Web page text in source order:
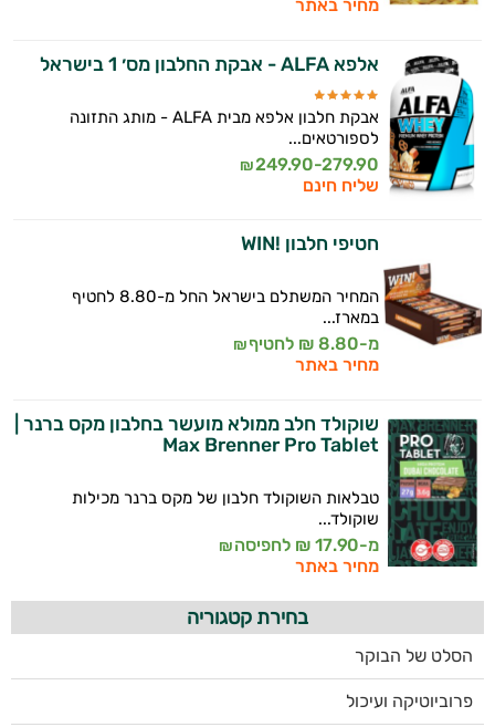
מחיר באתר
אלפא ALFA - אבקת החלבון מס׳ 1 בישראל
אבקת חלבון אלפא מבית ALFA - מותג התזונה
לספורטאים...
249.90-279.90
₪
שליח חינם
חטיפי חלבון !WIN
המחיר המשתלם בישראל החל מ-8.80 לחטיף
במארז...
מ-8.80 ₪ לחטיף ₪
מחיר באתר
שוקולד חלב ממולא מועשר בחלבון מקס ברנר |
Max Brenner Pro Tablet
טבלאות השוקולד חלבון של מקס ברנר מכילות
שוקולד...
מ-17.90 ₪ לחפיסה ₪
מחיר באתר
בחירת קטגוריה
הסלט של הבוקר
פרוביוטיקה ועיכול